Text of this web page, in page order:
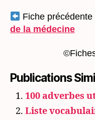
Fiche précédente
de la médecine
Publications
100 adverbes
Liste